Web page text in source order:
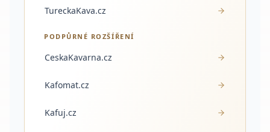
TureckaKava.cz
PODPŮRNÉ ROZŠÍŘENÍ
CeskaKavarna.cz
Kafomat.cz
Kafuj.cz